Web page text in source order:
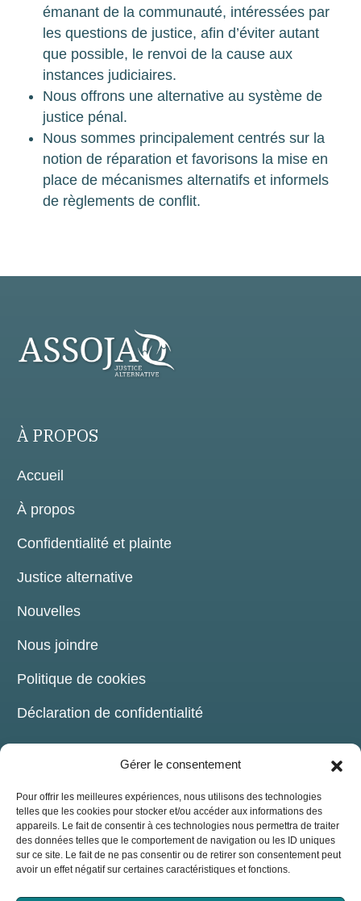
Gérer le consentement
Pour offrir les meilleures expériences, nous utilisons des technologies
telles que les cookies pour stocker et/ou accéder aux informations des
appareils. Le fait de consentir à ces technologies nous permettra de traiter
des données telles que le comportement de navigation ou les ID uniques
sur ce site. Le fait de ne pas consentir ou de retirer son consentement peut
avoir un effet négatif sur certaines caractéristiques et fonctions.
émanant de la communauté, intéressées par
les questions de justice, afin d’éviter autant
que possible, le renvoi de la cause aux
instances judiciaires.
Nous offrons une alternative au système de
justice pénal.
Nous sommes principalement centrés sur la
notion de réparation et favorisons la mise en
place de mécanismes alternatifs et informels
de règlements de conflit.
À PROPOS
Accueil
À propos
Confidentialité et plainte
Justice alternative
Nouvelles
Nous joindre
Politique de cookies
Déclaration de confidentialité
COORDONNÉES
209, chemin de la Grande-Côte Boisbriand,
(Québec) J7G 1B6